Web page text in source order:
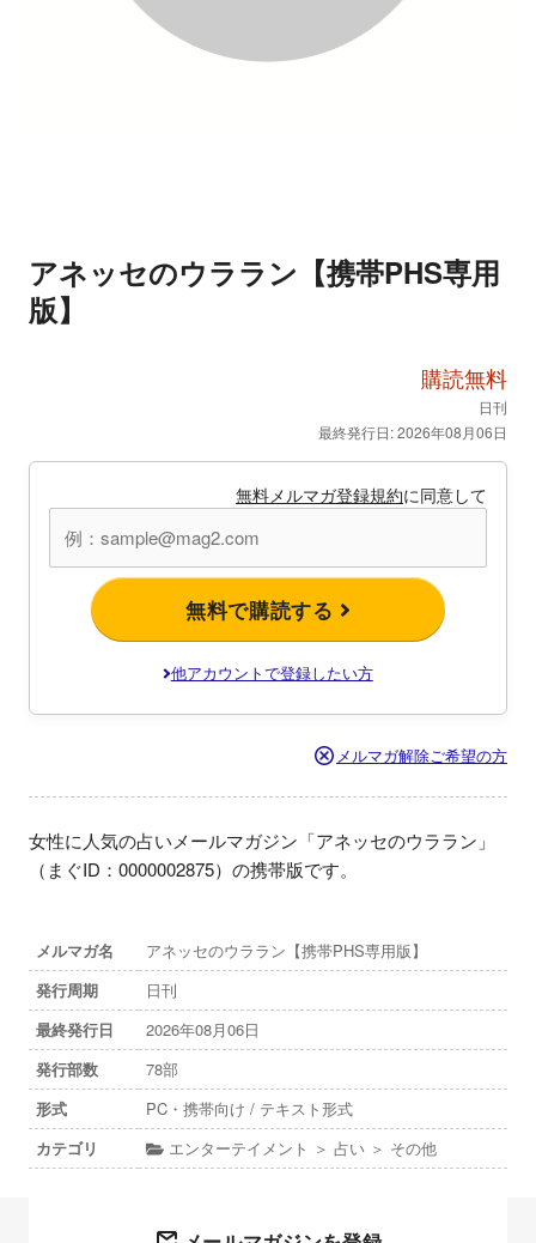
アネッセのウララン【携帯PHS専用
版】
購読無料
日刊
最終発行日: 2026年08月06日
無料メルマガ登録規約に同意して
無料で購読する
他アカウントで登録したい方
メルマガ解除ご希望の方
女性に人気の占いメールマガジン「アネッセのウララン」
（まぐID：0000002875）の携帯版です。
メルマガ名
アネッセのウララン【携帯PHS専用版】
発行周期
日刊
最終発行日
2026年08月06日
発行部数
78部
形式
PC・携帯向け / テキスト形式
カテゴリ
エンターテイメント ＞ 占い ＞ その他